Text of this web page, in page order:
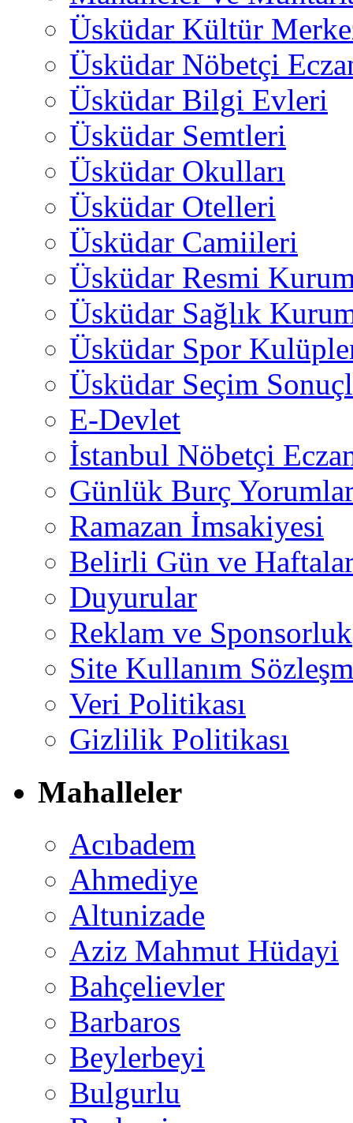
Üsküdar Kültür
Üsküdar Nöbetçi
Üsküdar Bilgi Evleri
Üsküdar Semtleri
Üsküdar Okulları
Üsküdar Otelleri
Üsküdar Camiileri
Üsküdar Resmi
Üsküdar Sağlık
Üsküdar Spor
Üsküdar Seçim
E-Devlet
İstanbul Nöbetçi
Günlük Burç
Ramazan İmsakiyesi
Belirli Gün ve
Duyurular
Reklam ve Sponsorluk
Site Kullanım
Veri Politikası
Gizlilik Politikası
Mahalleler
Acıbadem
Ahmediye
Altunizade
Aziz Mahmut Hüdayi
Bahçelievler
Barbaros
Beylerbeyi
Bulgurlu